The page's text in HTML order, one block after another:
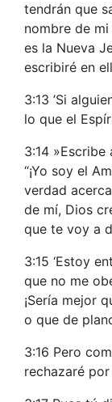
tendrán que
nombre de
es la Nueva
escribiré en
3:13 ’Si
lo que el
3:14
“¡Yo soy el
verdad
de mí, Dios
que te voy a
3:15 ‘Estoy
que no me
¡Sería mejor
o que de
3:16 Pero
rechazaré